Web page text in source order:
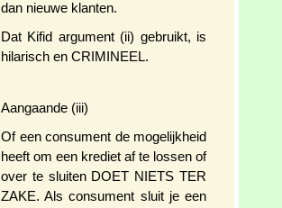
dan nieuwe klanten.
Dat Kifid argument (ii) gebruikt, is
hilarisch en CRIMINEEL.
Aangaande (iii)
Of een consument de mogelijkheid
heeft om een krediet af te lossen of
over te sluiten DOET NIETS TER
ZAKE. Als consument sluit je een